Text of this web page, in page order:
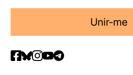
Unir-me